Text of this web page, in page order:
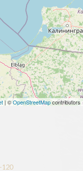
| ©OpenStreetMapcontributors
120